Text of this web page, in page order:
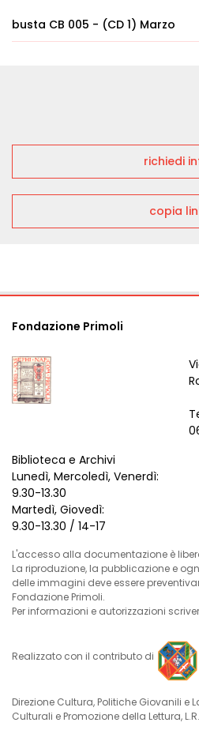
busta CB 005 - (CD 1) Marzo
richiedi
copia
Fondazione Primoli
Biblioteca e Archivi
Lunedì, Mercoledì, Venerdì:
9.30-13.30
Martedì, Giovedì:
9.30-13.30 / 14-17
L'accesso alla documentazione è
La riproduzione, la pubblicazione e
delle immagini deve essere
Fondazione Primoli.
Per informazioni e autorizzazioni
Realizzato con il contributo di
Direzione Cultura, Politiche Giovanili e
Culturali e Promozione della Lettura,